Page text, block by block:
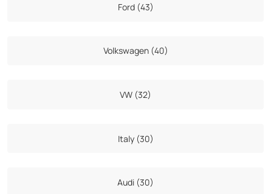
Ford (43)
Volkswagen (40)
VW (32)
Italy (30)
Audi (30)